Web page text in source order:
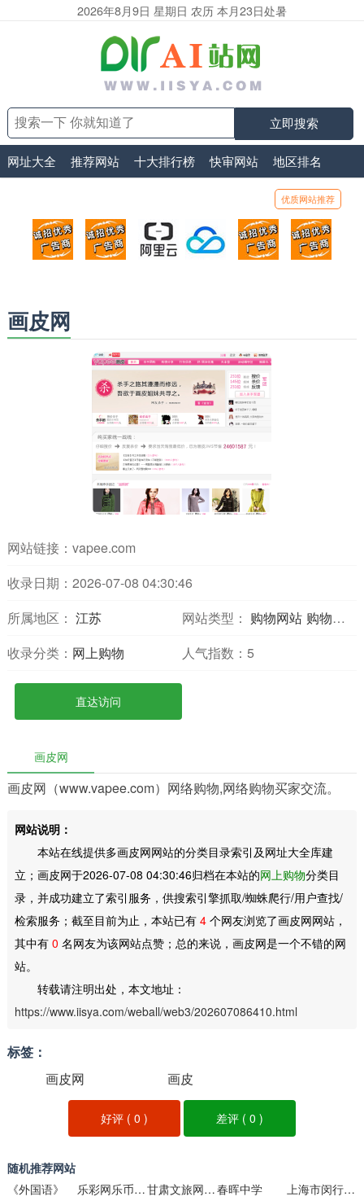
2026年8月9日 星期日 农历 本月23日处暑
立即搜索
网址大全 推荐网站 十大排行榜 快审网站 地区排名
优质网站推荐
顶部广告位1
广告位招商_广告位待售
顶部广告位2
广告位招商_广告位待售
阿里云
打折活动、99元/年
腾讯云
优惠打折，99元/年
顶部广告位5
广告位招商_
画皮网
网站链接： vapee.com
收录日期：2026-07-08 04:30:46
所属地区： 江苏 网站类型： 购物网站 购物分享
收录分类： 网上购物 人气指数： 5
直达访问
画皮网
画皮网（www.vapee.com）网络购物,网络购物买家交流。
网站说明：
本站在线提供多画皮网网站的分类目录索引及网址大全库建
立；画皮网于2026-07-08 04:30:46归档在本站的网上购物分类目
录，并成功建立了索引服务，供搜索引擎抓取/蜘蛛爬行/用户查找/
检索服务；截至目前为止，本站已有 4个网友浏览了画皮网网站，
其中有 0 名网友为该网站点赞；总的来说，画皮网是一个不错的网
站。
转载请注明出处，本文地址：
https://www.iisya.com/weball/web3/202607086410.html
标签：
画皮网
画皮
好评 (0 ) 差评 ( 0 )
随机推荐网站
《外国语》
乐彩网乐币点播平台 甘肃文旅网络电视春晖中学
上海市闵行区实验小学